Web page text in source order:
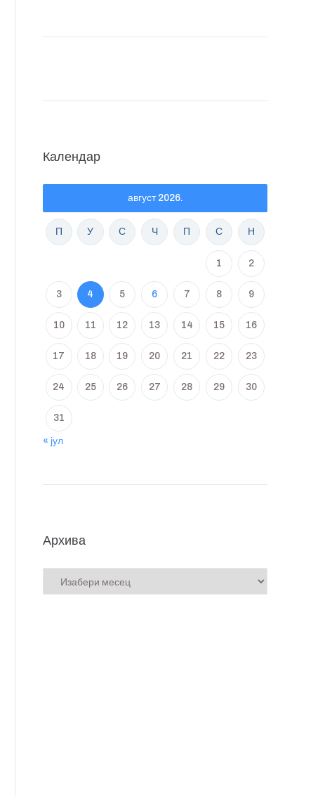
Календар
август 2026.
П У С Ч П С Н
1 2
3 4 5 6 7 8 9
10 11 12 13 14 15 16
17 18 19 20 21 22 23
24 25 26 27 28 29 30
31
« јул
Архива